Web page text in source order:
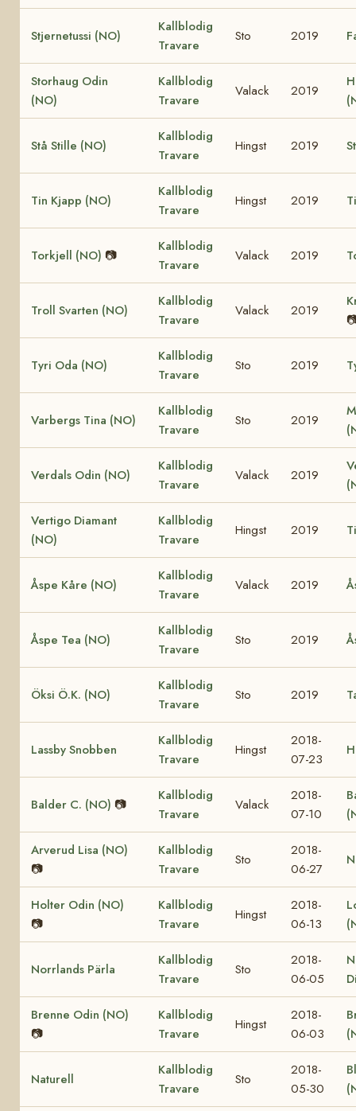
Stjernetussi (NO)
Kallblodig
Travare
Sto 2019
Storhaug Odin
(NO)
Kallblodig
Travare
Valack 2019
Stå Stille (NO)
Kallblodig
Travare
Hingst 2019
Tin Kjapp (NO)
Kallblodig
Travare
Hingst 2019
Torkjell (NO) 📷
Kallblodig
Travare
Valack 2019
Troll Svarten (NO)
Kallblodig
Travare
Valack 2019
Tyri Oda (NO)
Kallblodig
Travare
Sto 2019
Varbergs Tina (NO)
Kallblodig
Travare
Sto 2019
Verdals Odin (NO)
Kallblodig
Travare
Valack 2019
Vertigo Diamant
(NO)
Kallblodig
Travare
Hingst 2019
Åspe Kåre (NO)
Kallblodig
Travare
Valack 2019
Åspe Tea (NO)
Kallblodig
Travare
Sto 2019
Öksi Ö.K. (NO)
Kallblodig
Travare
Sto 2019
Lassby Snobben
Kallblodig
Travare
Hingst
2018-
07-23
Balder C. (NO) 📷
Kallblodig
Travare
Valack
2018-
07-10
Arverud Lisa (NO)
📷
Kallblodig
Travare
Sto
2018-
06-27
Holter Odin (NO)
📷
Kallblodig
Travare
Hingst
2018-
06-13
Norrlands Pärla
Kallblodig
Travare
Sto
2018-
06-05
Brenne Odin (NO)
📷
Kallblodig
Travare
Hingst
2018-
06-03
Naturell
Kallblodig
Travare
Sto
2018-
05-30